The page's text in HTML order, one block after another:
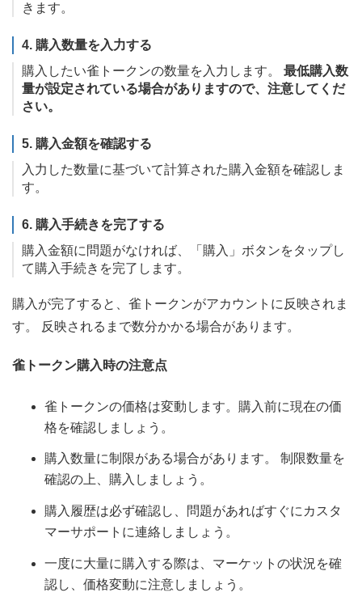
きます。
4. 購入数量を入力する
購入したい雀トークンの数量を入力します。 最低購入数
量が設定されている場合がありますので、注意してくだ
さい。
5. 購入金額を確認する
入力した数量に基づいて計算された購入金額を確認しま
す。
6. 購入手続きを完了する
購入金額に問題がなければ、「購入」ボタンをタップし
て購入手続きを完了します。
購入が完了すると、雀トークンがアカウントに反映されま
す。 反映されるまで数分かかる場合があります。
雀トークン購入時の注意点
雀トークンの価格は変動します。購入前に現在の価
格を確認しましょう。
購入数量に制限がある場合があります。 制限数量を
確認の上、購入しましょう。
購入履歴は必ず確認し、問題があればすぐにカスタ
マーサポートに連絡しましょう。
一度に大量に購入する際は、マーケットの状況を確
認し、価格変動に注意しましょう。